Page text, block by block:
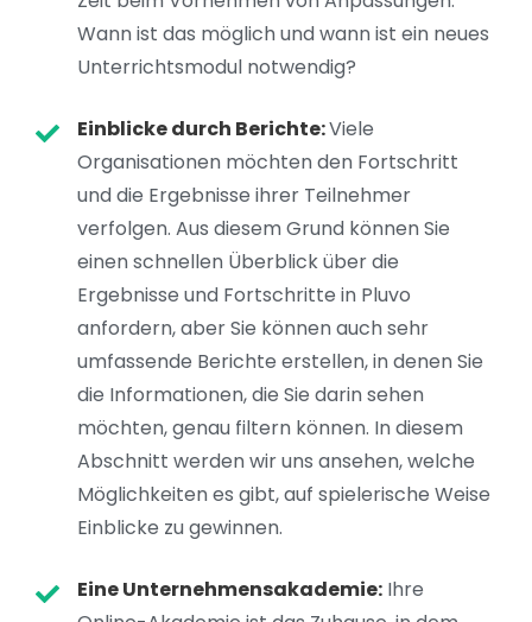
Wann ist das möglich und wann ist ein neues
Unterrichtsmodul notwendig?
Einblicke durch Berichte:Viele
Organisationen möchten den Fortschritt
und die Ergebnisse ihrer Teilnehmer
verfolgen. Aus diesem Grund können Sie
einen schnellen Überblick über die
Ergebnisse und Fortschritte in Pluvo
anfordern, aber Sie können auch sehr
umfassende Berichte erstellen, in denen Sie
die Informationen, die Sie darin sehen
möchten, genau filtern können. In diesem
Abschnitt werden wir uns ansehen, welche
Möglichkeiten es gibt, auf spielerische Weise
Einblicke zu gewinnen.
Eine Unternehmensakademie: Ihre